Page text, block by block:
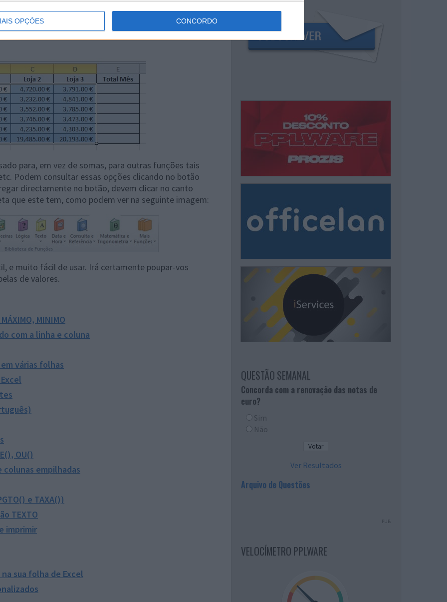
OPÇÕES CONCORDO
adicionais, como fizemos anteriormente, e
obteremos apenas os totais de cada coluna,
baixo dos nossos dados, neste caso, na linha 7. O
para, em vez de somas, para outras funções tais
Podem consultar essas opções clicando no botão
directamente no botão, devem clicar no canto
que este tem, como podem ver na seguinte imagem:
e muito fácil de usar. Irá certamente poupar-vos
de valores.
MINIMO
com a linha e coluna
várias folhas
OU()
empilhadas
e TAXA())
TEXTO
imprimir
sua folha de Excel
QUESTÃO SEMANAL
Concorda com a renovação das notas de
euro?
Sim
Não
Ver Resultados
Arquivo de Questões
PUB
VELOCÍMETRO PPLWARE